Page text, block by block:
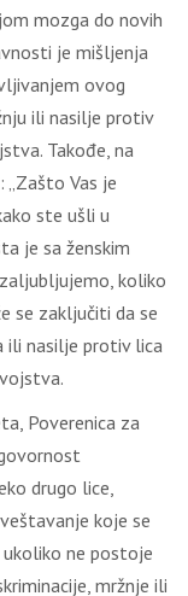
mozga do novih
je mišljenja
ovog
ili nasilje protiv
Takođe, na
Vas je
ste ušli u
je sa ženskim
koliko
se zaključiti da se
ili nasilje protiv lica
Poverenica za
drugo lice,
koje se
ukoliko ne postoje
mržnje ili